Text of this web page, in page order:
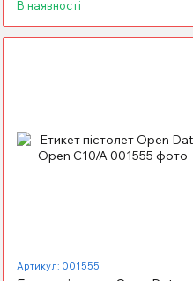
В наявності
Артикул: 001555